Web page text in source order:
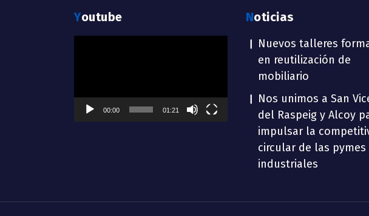
Youtube
00:00 01:21
Noticias
Nuevos talleres
en reutilización de
mobiliario
Nos unimos a San
del Raspeig y Alcoy
impulsar la
circular de las pymes
industriales